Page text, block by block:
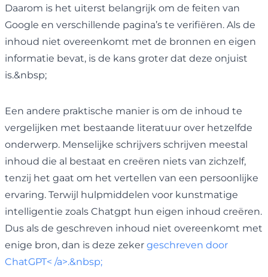
Daarom is het uiterst belangrijk om de feiten van
Google en verschillende pagina’s te verifiëren. Als de
inhoud niet overeenkomt met de bronnen en eigen
informatie bevat, is de kans groter dat deze onjuist
is.&nbsp;
Een andere praktische manier is om de inhoud te
vergelijken met bestaande literatuur over hetzelfde
onderwerp. Menselijke schrijvers schrijven meestal
inhoud die al bestaat en creëren niets van zichzelf,
tenzij het gaat om het vertellen van een persoonlijke
ervaring. Terwijl hulpmiddelen voor kunstmatige
intelligentie zoals Chatgpt hun eigen inhoud creëren.
Dus als de geschreven inhoud niet overeenkomt met
enige bron, dan is deze zeker geschreven door
ChatGPT< /a>.&nbsp;